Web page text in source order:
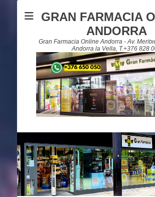
GRAN FARMACIA
ANDORRA
Gran Farmacia Online Andorra - Av.
Andorra la Vella, T.+376 828